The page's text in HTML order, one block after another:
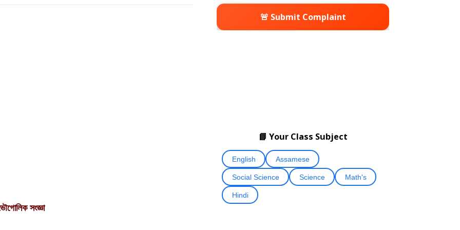
সংজ্ঞা
🚨 Submit Complaint
📘 Your Class Subject
English Assamese
Social Science Science Math's
Hindi